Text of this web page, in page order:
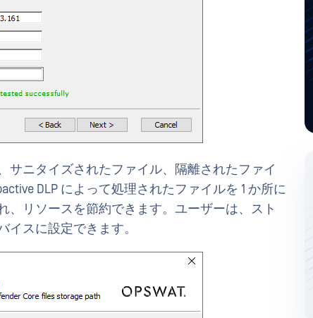
サニタイズされたファイル、隔離されたファイ
DLP によって処理されたファイルを 1 か所に
、リソースを節約できます。ユーザーは、スト
イスに設定できます。